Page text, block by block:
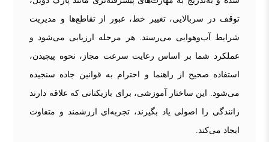
توقف در سربالایی، تغییر خط، عبور از تقاطع‌ها و مدیریت
شرایط آب‌وهوایی می‌رسند. هر مرحله ارزیابی می‌شود و
عملکرد شما بر اساس رعایت سرعت مجاز، نحوه پیچیدن،
استفاده صحیح از راهنما و احترام به قوانین جاده سنجیده
می‌شود. این ساختار آموزشی، برای بازیکنانی که علاقه دارند
رانندگی را اصولی یاد بگیرند، تجربه‌ای ارزشمند و متفاوت
ایجاد می‌کند.